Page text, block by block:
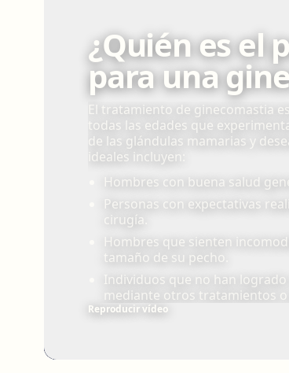
¿Quién es el
para una
El tratamiento de ginecomastia
todas las edades que
de las glándulas mamarias y
ideales incluyen:
Hombres con buena salud
Personas con expectativas
cirugía.
Hombres que sienten
tamaño de su pecho.
Individuos que no han
mediante otros tratamientos o
Reproducir vídeo